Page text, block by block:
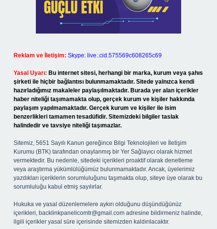
Reklam ve İletişim: Skype: live:.cid.575569c608265c69
Yasal Uyarı: Bu internet sitesi, herhangi bir marka, kurum veya şahıs
şirketi ile hiçbir bağlantısı bulunmamaktadır. Sitede yalnızca kendi
hazırladığımız makaleler paylaşılmaktadır. Burada yer alan içerikler
haber niteliği taşımamakta olup, gerçek kurum ve kişiler hakkında
paylaşım yapılmamaktadır. Gerçek kurum ve kişiler ile isim
benzerlikleri tamamen tesadüfidir. Sitemizdeki bilgiler taslak
halindedir ve tavsiye niteliği taşımazlar.
Sitemiz, 5651 Sayılı Kanun gereğince Bilgi Teknolojileri ve İletişim
Kurumu (BTK) tarafından onaylanmış bir Yer Sağlayıcı olarak hizmet
vermektedir. Bu nedenle, sitedeki içerikleri proaktif olarak denetleme
veya araştırma yükümlülüğümüz bulunmamaktadır. Ancak, üyelerimiz
yazdıkları içeriklerin sorumluluğunu taşımakta olup, siteye üye olarak bu
sorumluluğu kabul etmiş sayılırlar.
Hukuka ve yasal düzenlemelere aykırı olduğunu düşündüğünüz
içerikleri, backlinkpanelicomtr@gmail.com adresine bildirmeniz halinde,
ilgili içerikler yasal süre içerisinde sitemizden kaldırılacaktır.